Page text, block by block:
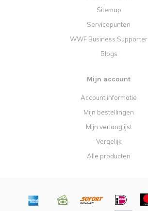
Sitemap
Servicepunten
WWF Business Supporter
Blogs
Mijn account
Account informatie
Mijn bestellingen
Mijn verlanglijst
Vergelijk
Alle producten